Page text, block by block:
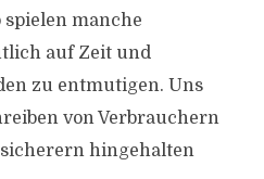
spielen manche
auf Zeit und
zu entmutigen. Uns
von Verbrauchern
hingehalten